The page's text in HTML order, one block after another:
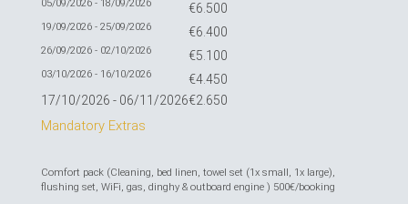
05/09/2026 - 18/09/2026 €6.500
19/09/2026 - 25/09/2026 €6.400
26/09/2026 - 02/10/2026 €5.100
03/10/2026 - 16/10/2026
€4.450
17/10/2026 - 06/11/2026€2.650
Mandatory Extras
Comfort pack (Cleaning, bed linen, towel set (1x small, 1x large),
flushing set, WiFi, gas, dinghy & outboard engine ) 500€/booking